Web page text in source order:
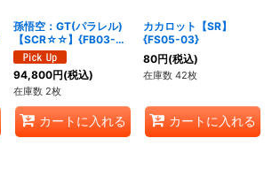
孫悟空：GT(パラレル)
【SCR☆☆】{FB03-
140}
94,800円(税込)
在庫数 2枚
カートに入れる
カカロット【SR】
{FS05-03}
80円(税込)
在庫数 42枚
カートに入れる